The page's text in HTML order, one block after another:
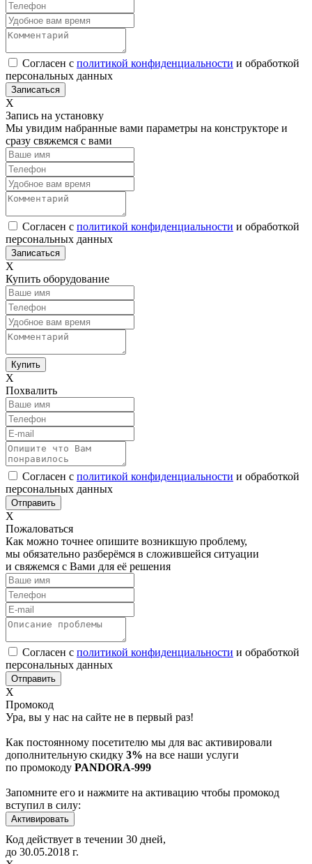
Согласен с политикой конфиденциальности и обработкой
персональных данных
Х
Запись на установку
Мы увидим набранные вами параметры на конструкторе и
сразу свяжемся с вами
Согласен с политикой конфиденциальности и обработкой
персональных данных
Х
Купить оборудование
Х
Похвалить
Согласен с политикой конфиденциальности и обработкой
персональных данных
Х
Пожаловаться
Как можно точнее опишите возникшую проблему,
мы обязательно разберёмся в сложившейся ситуации
и свяжемся с Вами для её решения
Согласен с политикой конфиденциальности и обработкой
персональных данных
Х
Промокод
Ура, вы у нас на сайте не в первый раз!
Как постоянному посетителю мы для вас активировали
дополнительную скидку 3% на все наши услуги
по промокоду PANDORA-999
Запомните его и нажмите на активацию чтобы промокод
вступил в силу:
Код действует в течении 30 дней,
до 30.05.2018 г.